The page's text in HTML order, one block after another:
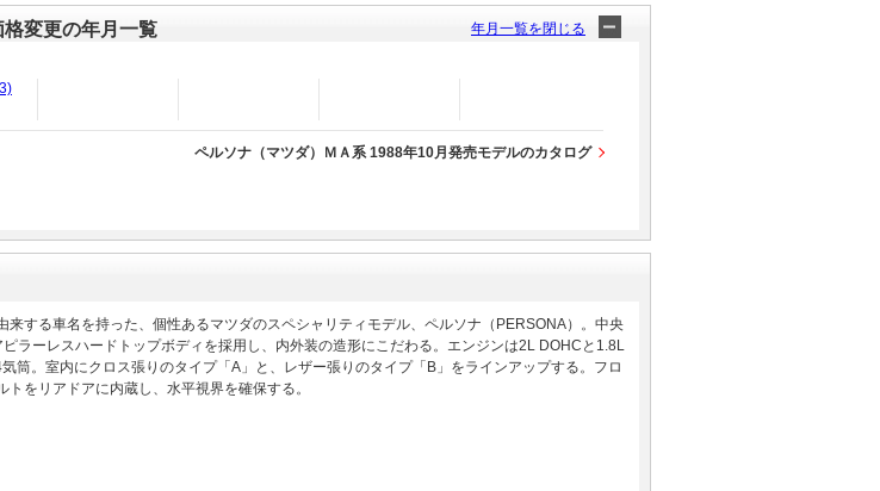
変更の年月一覧 年月一覧を閉じる
ペルソナ（マツダ）ＭＡ系 1988年10月発売モデルのカタログ
来する車名を持った、個性あるマツダのスペシャリティモデル、ペルソナ（PERSONA）。中央
ラーレスハードトップボディを採用し、内外装の造形にこだわる。エンジンは2L DOHCと1.8L
筒。室内にクロス張りのタイプ「A」と、レザー張りのタイプ「B」をラインアップする。フロ
トをリアドアに内蔵し、水平視界を確保する。